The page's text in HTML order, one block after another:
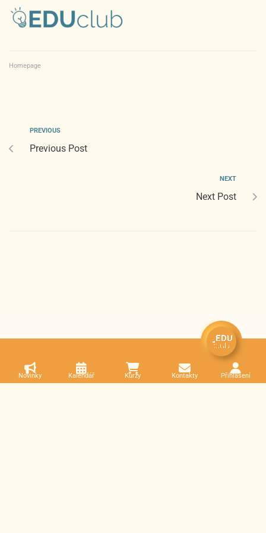
Homepage
PREVIOUS
Previous Post
NEXT
Next Post
Novinky Kalendář Kurzy Kontakty Přihlášení